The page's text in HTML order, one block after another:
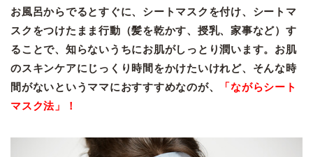
お風呂からでるとすぐに、シートマスクを付け、シートマ
スクをつけたまま行動（髪を乾かす、授乳、家事など）す
ることで、知らないうちにお肌がしっとり潤います。 お肌
のスキンケアにじっくり時間をかけたいけれど、そんな時
間がないというママにおすすすめなのが、
「ながらシート
マスク法」！